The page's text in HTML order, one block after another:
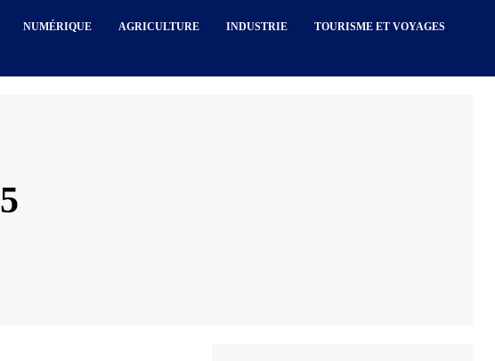
NUMÉRIQUE AGRICULTURE INDUSTRIE TOURISME ET VOYAGES